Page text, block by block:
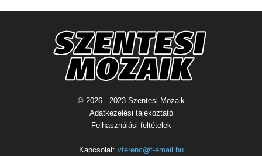
© 2026 - 2023 Szentesi Mozaik
Adatkezelési tájékoztató
Felhasználási feltételek
Kapcsolat: vferenc@t-email.hu